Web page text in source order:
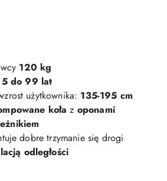
120 kg
do 99 lat
użytkownika: 135-195 cm
koła z oponami
dobre trzymanie się drogi
odległości